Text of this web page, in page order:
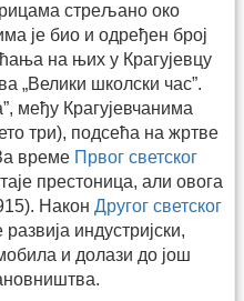
стрељано око
је био и одређен број
на њих у Крагујевцу
„Велики школски час”.
међу Крагујевчанима
три), подсећа на жртве
време Првог светског
престоница, али овога
Након Другог светског
индустријски,
и долази до још